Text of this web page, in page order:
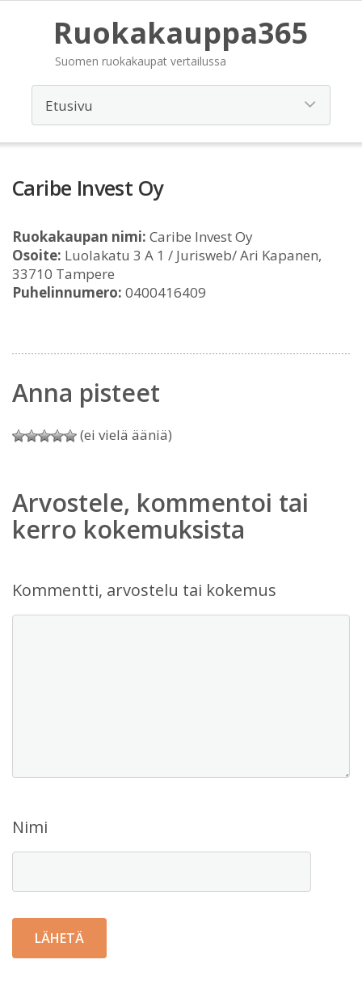
Ruokakauppa365
Suomen ruokakaupat vertailussa
Caribe Invest Oy
Ruokakaupan nimi: Caribe Invest Oy
Osoite: Luolakatu 3 A 1 / Jurisweb/ Ari Kapanen,
33710 Tampere
Puhelinnumero: 0400416409
Anna pisteet
(ei vielä ääniä)
Arvostele, kommentoi tai
kerro kokemuksista
Kommentti, arvostelu tai kokemus
Nimi